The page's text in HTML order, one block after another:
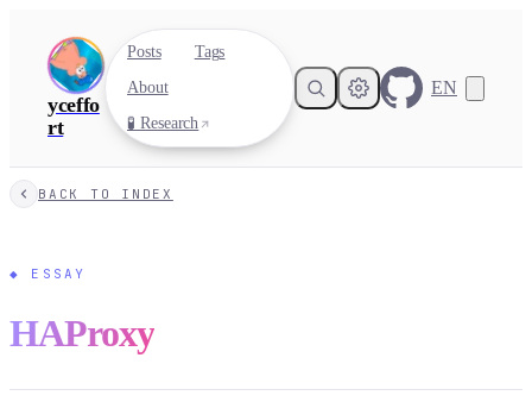
yceffo
rt
Posts
Tags
About
🧪 Research
EN
BACK TO INDEX
◆ ESSAY
HAProxy